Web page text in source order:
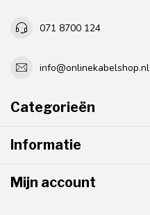
071 8700 124
info@onlinekabelshop.nl
Categorieën
Informatie
Mijn account